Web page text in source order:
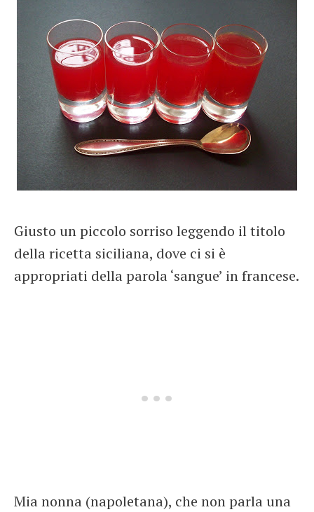
Giusto un piccolo sorriso leggendo il titolo
della ricetta siciliana, dove ci si è
appropriati della parola ‘sangue’ in francese.
Mia nonna (napoletana), che non parla una